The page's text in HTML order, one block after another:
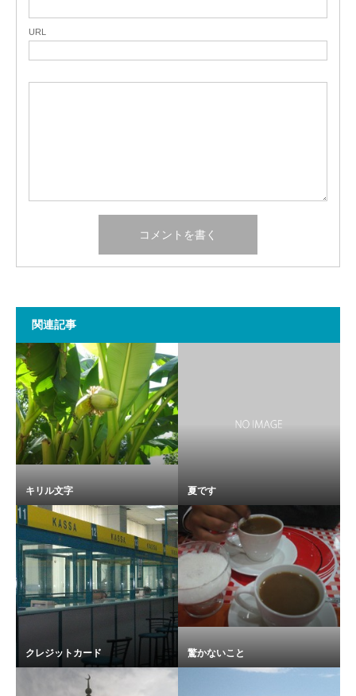
URL
関連記事
キリル文字 夏です
クレジットカード 驚かないこと